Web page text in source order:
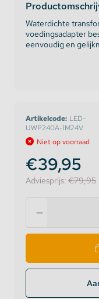
Waterdichte
voedingsadapter
eenvoudig en
Artikelcode: LED-
UWP240A-1M24V
Niet op voorraad
€39,95
Adviesprijs: €79,95